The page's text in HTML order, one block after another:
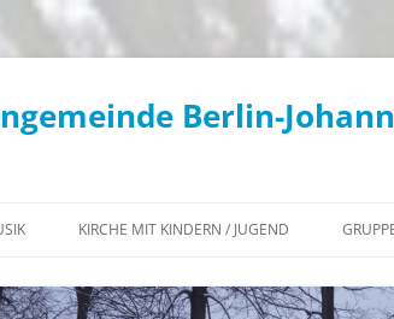
Berlin-
KIRCHE MIT KINDERN / JUGEND